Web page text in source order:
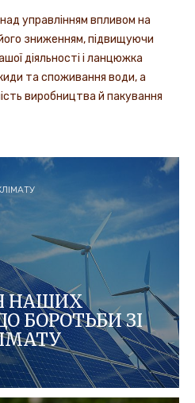
управлінням впливом на
зниженням, підвищуючи
діяльності і ланцюжка
та споживання води, а
виробництва й пакування
НАШИХ
БОРОТЬБИ ЗІ
викиди
та підвищуючи
нашої